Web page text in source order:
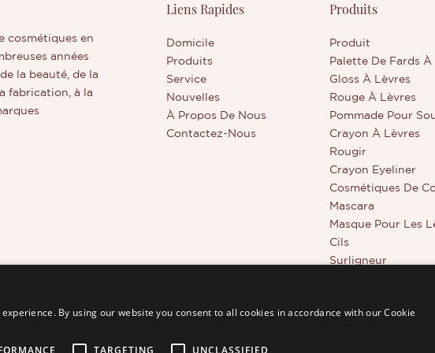
parfaite pour les marques de beauté
innovant et de haute qualité,
personnalisable.
gros et de marques
produit signature
personnalisable.
cosmétiques en
années
la beauté, de la
fabrication, à la
Liens Rapides
Domicile
Produits
Service
Nouvelles
À Propos De Nous
Contactez-Nous
Produits
Produit
Palette De Fards À
Gloss À Lèvres
Rouge À Lèvres
Pommade Pour
Crayon À Lèvres
Rougir
Crayon Eyeliner
Cosmétiques De
Mascara
Masque Pour Les
Cils
Surligneur
By using our website you consent to all cookies in accordance with our Cookie
TARGETING UNCLASSIFIED